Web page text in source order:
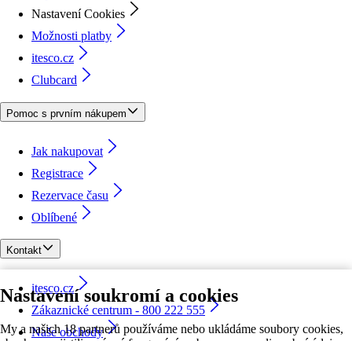
Nastavení soukromí a cookies
My a našich 18 partnerů používáme nebo ukládáme soubory cookies,
Nastavení Cookies
Možnosti platby
itesco.cz
Clubcard
Pomoc s prvním nákupem
Jak nakupovat
Registrace
Rezervace času
Oblíbené
Kontakt
itesco.cz
Zákaznické centrum - 800 222 555
Naše obchody